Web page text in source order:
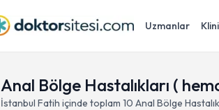
Uzmanlar
Anal Bölge Hastalıkları (
İstanbul Fatih içinde toplam 10 Anal Bölge